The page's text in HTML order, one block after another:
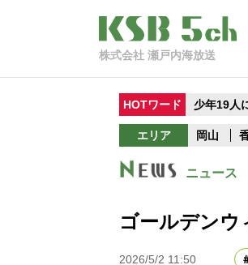
株式会社 瀬戸内海放送
HOTワード 少年19人
エリア 岡山
ニュース
ゴールデン
2026/5/2 11:50